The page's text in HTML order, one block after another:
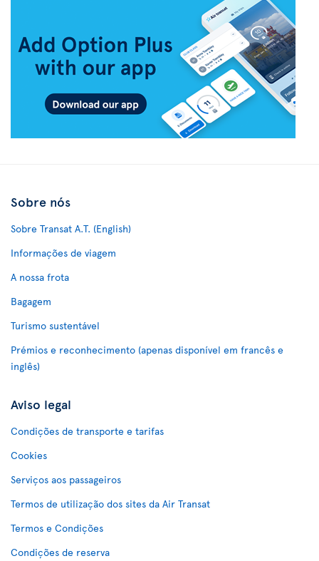
Sobre nós
Sobre Transat A.T. (English)
Informações de viagem
A nossa frota
Bagagem
Turismo sustentável
Prémios e reconhecimento (apenas disponível em francês e
inglês)
Aviso legal
Condições de transporte e tarifas
Cookies
Serviços aos passageiros
Termos de utilização dos sites da Air Transat
Termos e Condições
Condições de reserva